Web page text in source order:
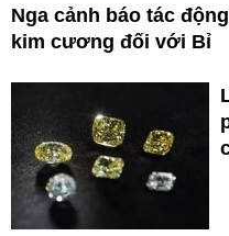
Nga cảnh báo tác
kim cương đối với Bỉ